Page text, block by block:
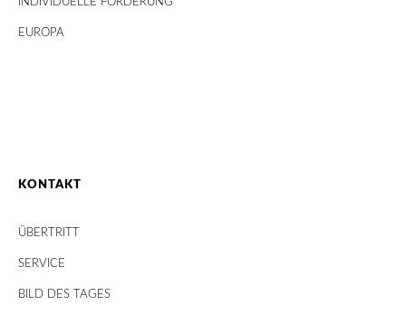
INDIVIDUELLE FÖRDERUNG
EUROPA
KONTAKT
ÜBERTRITT
SERVICE
BILD DES TAGES